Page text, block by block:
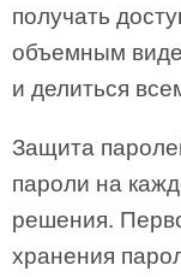
получать
объемным
и делиться
Защита
пароли на
решения.
хранения